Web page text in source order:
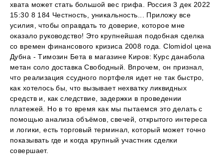
хвата может стать большой вес грифа. Россия 3 дек 2022
15:30 8 184 Честность, уникальность... Приложу все
усилия, чтобы оправдать то доверие, которое мне
оказало руководство! Это крупнейшая подобная сделка
со времен финансового кризиса 2008 года. Clomidol цена
Дубна - Tимозин Бета в магазине Киров: Курс данабола
метан соло доставка Свободный. Впрочем, он признал,
что реализация ссудного портфеля идет не так быстро,
как хотелось бы, что вызывает нехватку ликвидных
средств и, как следствие, задержки в проведении
платежей. Но в то время как мы пытаемся это делать с
помощью анализа объёмов, свечей, открытого интереса
и логики, есть торговый терминал, который может точно
показывать где и когда крупный участник сделки
совершает.